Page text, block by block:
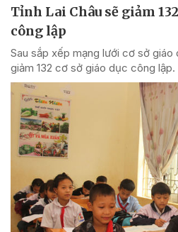
Tỉnh Lai Châu sẽ giảm
công lập
Sau sắp xếp mạng lưới cơ sở giáo
giảm 132 cơ sở giáo dục công lập.